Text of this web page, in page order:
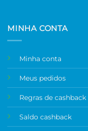
MINHA CONTA
Minha conta
Meus pedidos
Regras de cashback
Saldo cashback